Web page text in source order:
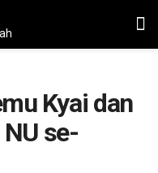
Kyai dan
se-